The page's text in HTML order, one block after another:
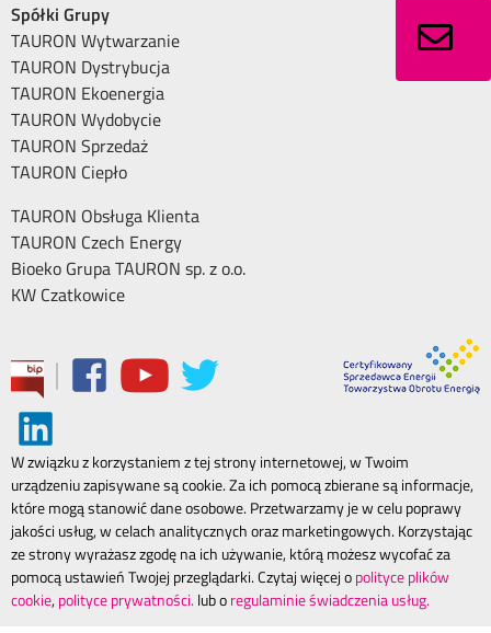
Spółki Grupy
TAURON Wytwarzanie
TAURON Dystrybucja
TAURON Ekoenergia
TAURON Wydobycie
TAURON Sprzedaż
TAURON Ciepło
TAURON Obsługa Klienta
TAURON Czech Energy
Bioeko Grupa TAURON sp. z o.o.
KW Czatkowice
|
W związku z korzystaniem z tej strony internetowej, w Twoim
urządzeniu zapisywane są cookie. Za ich pomocą zbierane są informacje,
które mogą stanowić dane osobowe. Przetwarzamy je w celu poprawy
jakości usług, w celach analitycznych oraz marketingowych. Korzystając
ze strony wyrażasz zgodę na ich używanie, którą możesz wycofać za
pomocą ustawień Twojej przeglądarki. Czytaj więcej opolityce plików
cookie,polityce prywatności. lub oregulaminie świadczenia usług.